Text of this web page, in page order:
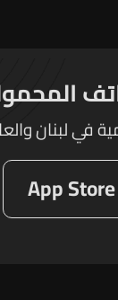
في لبنان
App Store